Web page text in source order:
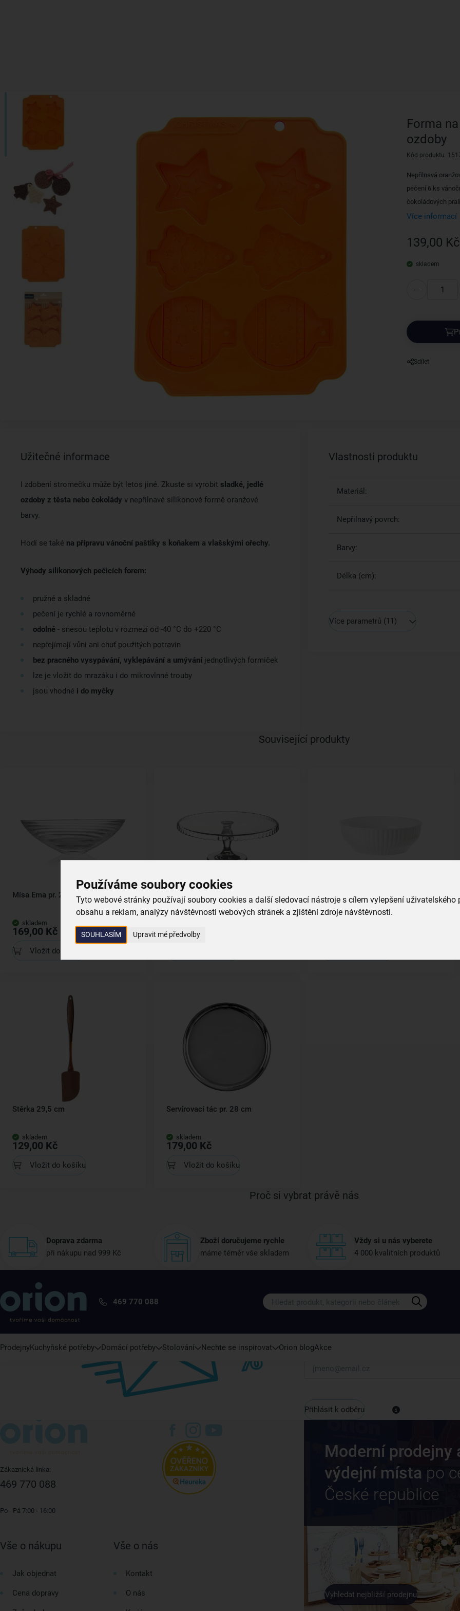
Používáme soubory cookies
Tyto webové stránky používají soubory cookies a další sledovací nástroje s cílem vylepšení uživatelského
obsahu a reklam, analýzy návštěvnosti webových stránek a zjištění zdroje návštěvnosti.
SOUHLASÍM Upravit mé předvolby
Forma
ozdoby
Kód produktu
Nepřilnavá
pečení 6 ks
čokoládových
Více informací
139,00 Kč
skladem
Sdílet
Užitečné informace
I zdobení stromečku může být letos jiné. Zkuste si vyrobit sladké, jedlé
ozdoby z těsta nebo čokolády v nepřilnavé silikonové formě oranžové
barvy.
Hodí se také na přípravu vánoční paštiky s koňakem a vlašskými ořechy.
Výhody silikonových pečicích forem:
pružné a skladné
pečení je rychlé a rovnoměrné
odolné - snesou teplotu v rozmezí od -40 °C do +220 °C
nepřejímají vůni ani chuť použitých potravin
bez pracného vysypávání, vyklepávání a umývání jednotlivých formiček
lze je vložit do mrazáku i do mikrovlnné trouby
jsou vhodné i do myčky
Vlastnosti produktu
Materiál:
Nepřilnavý povrch:
Barvy:
Délka (cm):
Více parametrů (11)
Související produkty
Mísa Ema pr. 29 cm
skladem
169,00 Kč
Vložit do košíku
Servírovací stojan pr. 32 cm
399,00 Kč
Zadělávací mísa Veca pr. 24 cm
Stěrka 29,5 cm
skladem
129,00 Kč
Vložit do košíku
Servírovací tác pr. 28 cm
skladem
179,00 Kč
Vložit do košíku
Proč si vybrat právě nás
Doprava zdarma
při nákupu nad 999 Kč
Zboží doručujeme rychle
máme téměr vše skladem
Vždy si u nás vyberete
4 000 kvalitních produktů
469 770 088
ProdejnyKuchyňské potřeby Domácí potřeby Stolování Nechte se inspirovat Orion blogAkce
Přihlaste se k odběru našeho newsletteru.
Váš e-mail
Přihlásit k odběru
Moderní prodejny
výdejní místa po
České republice
Vyhledat nejbližší prodejnu
Zákaznická linka:
469 770 088
Po - Pá 7:00 - 16:00
Vše o nákupu
Jak objednat
Cena dopravy
Vše o nás
Kontakt
O nás